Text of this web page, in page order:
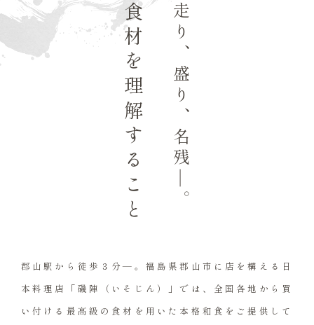
走り、盛り、名残
。
食材を理解すること
郡山駅から徒歩３分―。 福島県郡山市に店を構える日
本料理店
「磯陣（いそじん）」では、全国各地から 買
い付ける最高級の食材を用いた 本格和食をご提供して